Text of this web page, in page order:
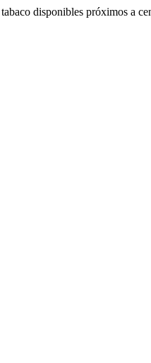
disponibles próximos a